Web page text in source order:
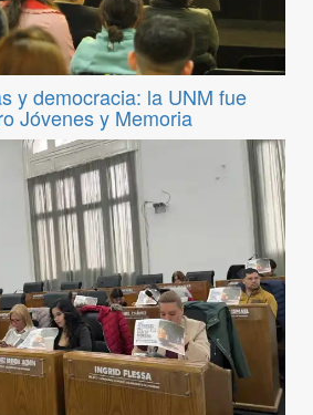
y democracia: la UNM fue
Jóvenes y Memoria